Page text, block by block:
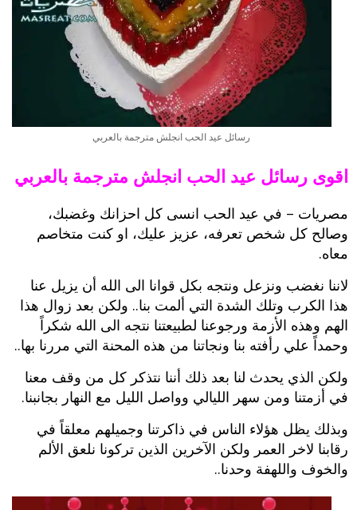
رسائل عيد الحب انجلش مترجمة بالعربي
اقوى رسائل عيد الحب انجلش مترجمة بالعربي
مصريات – في عيد الحب انسى كل احزانك وغضبك،
وصالح كل شخص تعرفه، عزيز عليك، او كنت متخاصم
معاه.
لاننا نغضب ونزعل ونتجه بكل قوانا الى الله أن يزيل عنا
هذا الكرب وتلك الشدة التي ألمت بنا.. ولكن بعد زوال هذا
الهم وهذه الأزمة ورجوعنا لطبيعتنا نتجه الى الله شكراً
وحمداً علي رأفته بنا ونجاتنا من هذه المحنة التي مررنا بها..
ولكن الذي يحدث لنا بعد ذلك أننا نتذكر كل من وقف معنا
في أزمتنا ومن سهر الليالي وواصل الليل مع النهار بجانبنا.
وبذلك يظل هؤلاء الناس في ذاكرتنا وجميلهم معلقاً في
رقابنا لاخر العمر ولكن الآخرين الذين تركونا نلعق الألم
والخوف واللهفة وحدنا..